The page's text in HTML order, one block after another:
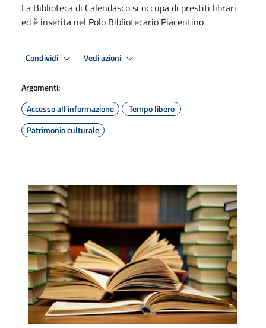
La Biblioteca di Calendasco si occupa di prestiti librari
ed è inserita nel Polo Bibliotecario Piacentino
Condividi Vedi azioni
Argomenti:
Accesso all'informazione
Tempo libero
Patrimonio culturale